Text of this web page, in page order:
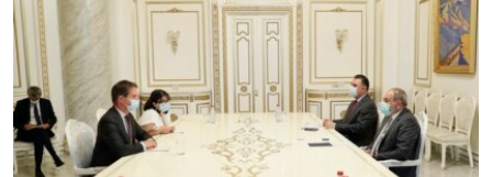
КУЛЬТУРА
СПОРТ
АРХИВ
Հայերեն